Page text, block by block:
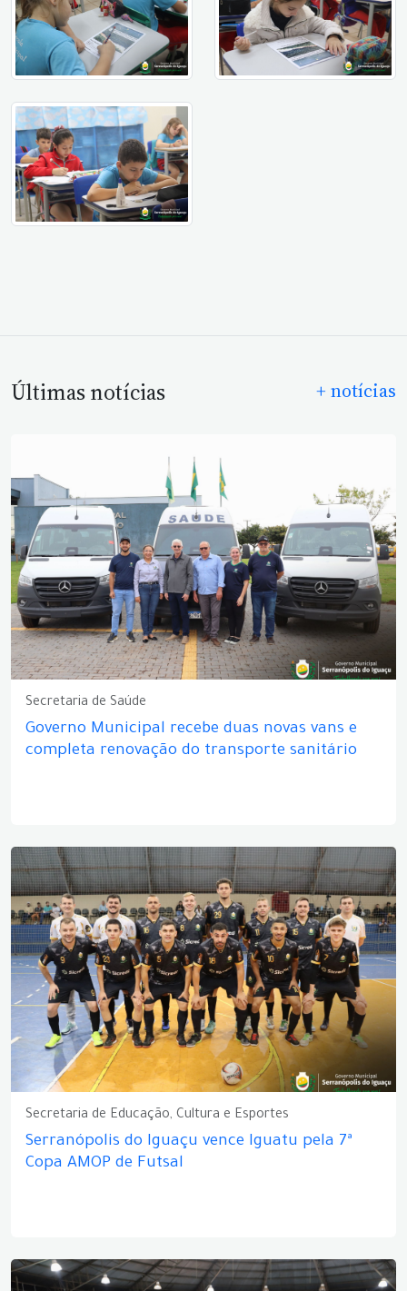
Últimas notícias + notícias
Secretaria de Saúde
Governo Municipal recebe duas novas vans e
completa renovação do transporte sanitário
Secretaria de Educação, Cultura e Esportes
Serranópolis do Iguaçu vence Iguatu pela 7ª
Copa AMOP de Futsal